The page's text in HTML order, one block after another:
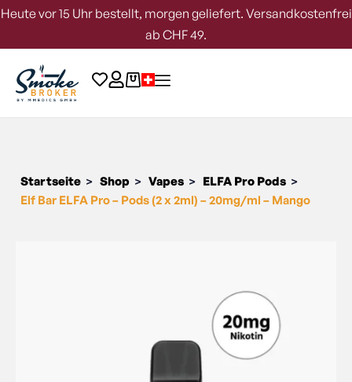
Heute vor 15 Uhr bestellt, morgen geliefert. Versandkostenfrei
ab CHF 49.
Startseite > Shop > Vapes > ELFA Pro Pods >
Elf Bar ELFA Pro – Pods (2 x 2ml) – 20mg/ml – Mango